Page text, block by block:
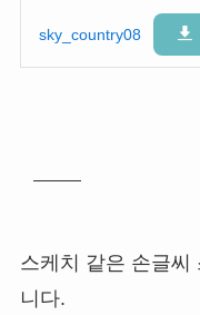
sky_country08
스케치 같은 손글씨
니다.